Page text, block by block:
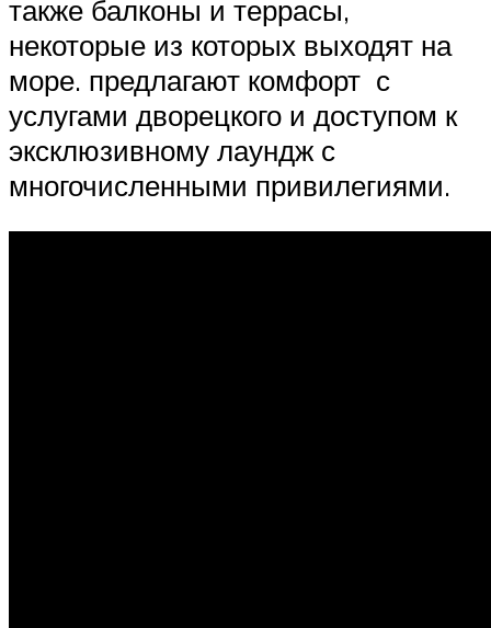
также балконы и террасы,
некоторые из которых выходят на
море. предлагают комфорт с
услугами дворецкого и доступом к
эксклюзивному лаундж с
многочисленными привилегиями.